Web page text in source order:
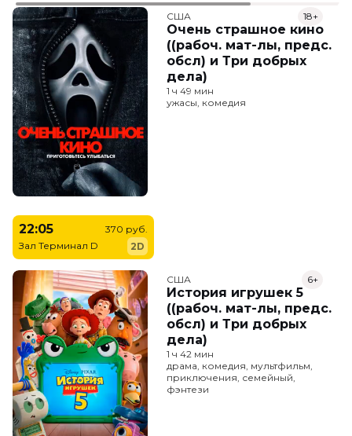
США
Очень страшное кино
((рабоч. мат-лы, предс.
обсл) и Три добрых
дела)
18+
1 ч 49 мин
ужасы, комедия
22:05
Зал Терминал D
370 руб.
2D
США
История игрушек 5
((рабоч. мат-лы, предс.
обсл) и Три добрых
дела)
6+
1 ч 42 мин
драма, комедия, мультфильм,
приключения, семейный,
фэнтези